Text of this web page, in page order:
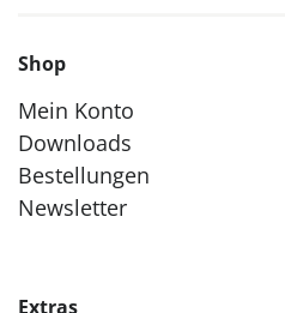
Shop
Mein Konto
Downloads
Bestellungen
Newsletter
Extras